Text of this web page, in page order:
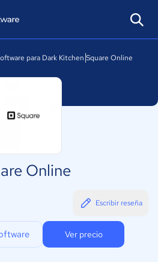
para Dark Kitchen Square Online
Online
Escribir reseña
Ver precio